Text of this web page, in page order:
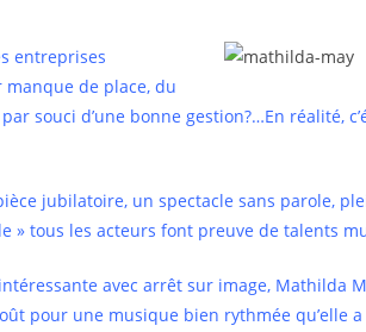
entreprises
de place, du
souci d’une bonne gestion?…En réalité,
jubilatoire, un spectacle sans parole,
» tous les acteurs font preuve de talents
avec arrêt sur image, Mathilda
pour une musique bien rythmée qu’elle a